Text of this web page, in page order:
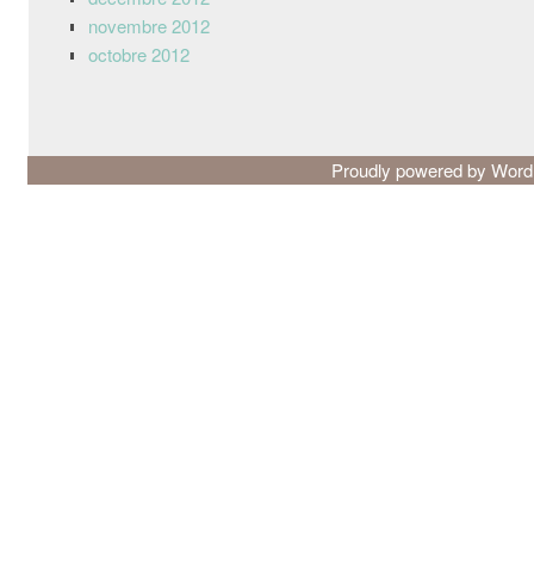
novembre 2012
octobre 2012
Proudly powered by